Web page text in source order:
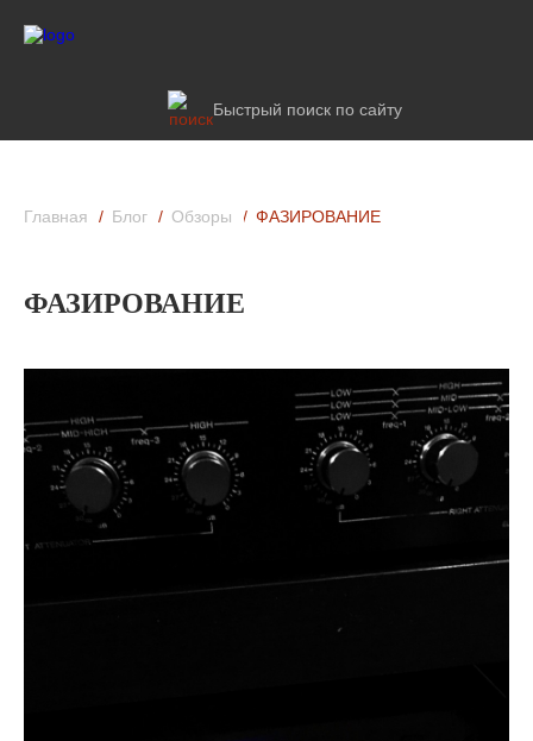
Быстрый поиск по сайту
Главная Блог Обзоры ФАЗИРОВАНИЕ
ФАЗИРОВАНИЕ